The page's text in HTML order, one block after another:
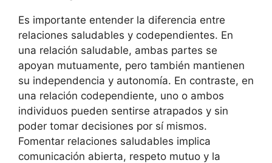
Es importante entender la diferencia entre
relaciones saludables y codependientes. En
una relación saludable, ambas partes se
apoyan mutuamente, pero también mantienen
su independencia y autonomía. En contraste, en
una relación codependiente, uno o ambos
individuos pueden sentirse atrapados y sin
poder tomar decisiones por sí mismos.
Fomentar relaciones saludables implica
comunicación abierta, respeto mutuo y la